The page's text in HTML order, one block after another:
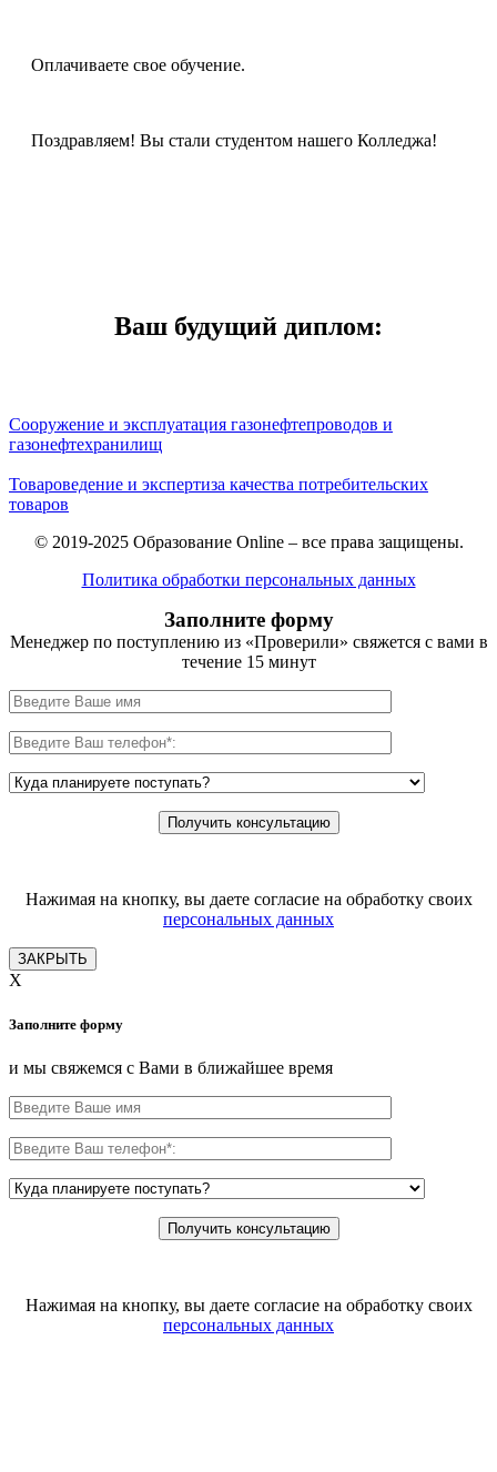
Оплачиваете свое обучение.
Поздравляем! Вы стали студентом нашего Колледжа!
Ваш будущий диплом:
Сооружение и эксплуатация газонефтепроводов и
газонефтехранилищ
Товароведение и экспертиза качества потребительских
товаров
© 2019-2025 Образование Online – все права защищены.
Политика обработки персональных данных
Заполните форму
Менеджер по поступлению из «Проверили» свяжется с вами в
течение 15 минут
Нажимая на кнопку, вы даете согласие на обработку своих
персональных данных
ЗАКРЫТЬ
X
Заполните форму
и мы свяжемся с Вами в ближайшее время
Нажимая на кнопку, вы даете согласие на обработку своих
персональных данных